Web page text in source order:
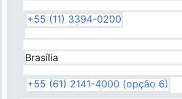
+55 (11) 3394-0200
Brasília
+55 (61) 2141-4000 (opção 6)